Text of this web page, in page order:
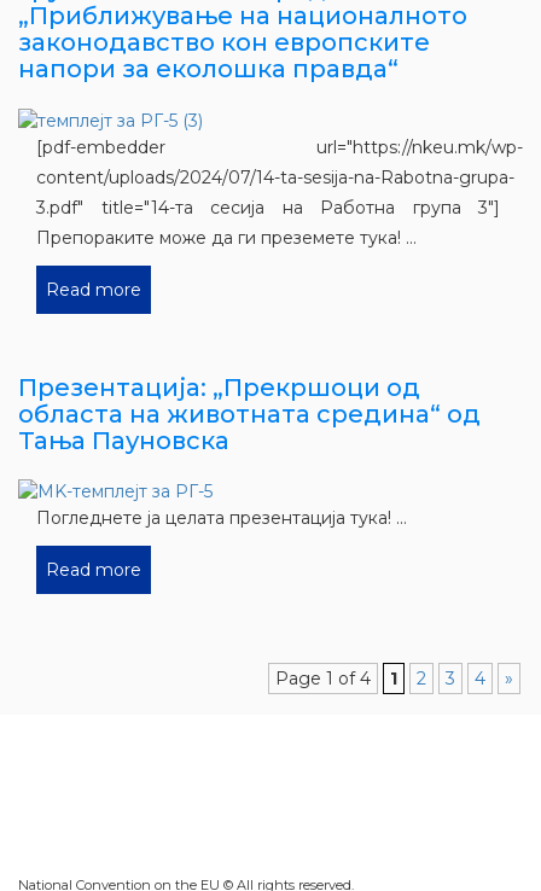
„Приближување на националното
законодавство кон европските
напори за еколошка правда“
[pdf-embedder url="https://nkeu.mk/wp-
content/uploads/2024/07/14-ta-sesija-na-Rabotna-grupa-
3.pdf" title="14-та сесија на Работна група 3"]
Препораките може да ги преземете тука! ...
Read more
Презентација: „Прекршоци од
областа на животната средина“ од
Тања Пауновска
Погледнете ја целата презентација тука! ...
Read more
Page 1 of 4 1 2 3 4 »
National Convention on the EU © All rights reserved.